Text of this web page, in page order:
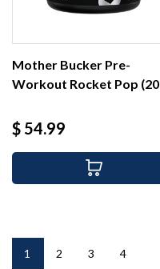
Mother Bucker Pre-
Workout Rocket Pop (20
Precio
$ 54.99
1 2 3 4